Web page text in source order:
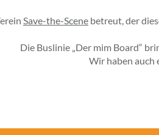
Save-the-Scene betreut, der
Die Buslinie „Der mim Board“
Wir haben auch